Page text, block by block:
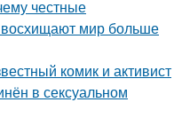
честные
восхищают мир больше
комик и активист
в сексуальном